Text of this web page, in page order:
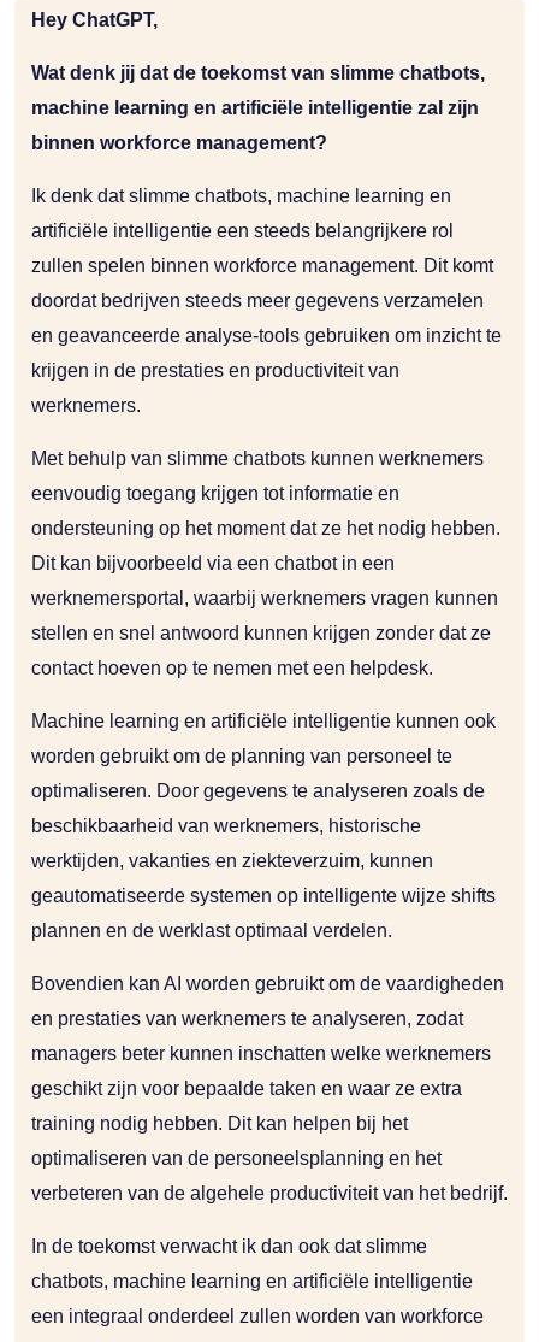
Hey ChatGPT,
Wat denk jij dat de toekomst van slimme chatbots,
machine learning en artificiële intelligentie zal zijn
binnen workforce management?
Ik denk dat slimme chatbots, machine learning en
artificiële intelligentie een steeds belangrijkere rol
zullen spelen binnen workforce management. Dit komt
doordat bedrijven steeds meer gegevens verzamelen
en geavanceerde analyse-tools gebruiken om inzicht te
krijgen in de prestaties en productiviteit van
werknemers.
Met behulp van slimme chatbots kunnen werknemers
eenvoudig toegang krijgen tot informatie en
ondersteuning op het moment dat ze het nodig hebben.
Dit kan bijvoorbeeld via een chatbot in een
werknemersportal, waarbij werknemers vragen kunnen
stellen en snel antwoord kunnen krijgen zonder dat ze
contact hoeven op te nemen met een helpdesk.
Machine learning en artificiële intelligentie kunnen ook
worden gebruikt om de planning van personeel te
optimaliseren. Door gegevens te analyseren zoals de
beschikbaarheid van werknemers, historische
werktijden, vakanties en ziekteverzuim, kunnen
geautomatiseerde systemen op intelligente wijze shifts
plannen en de werklast optimaal verdelen.
Bovendien kan AI worden gebruikt om de vaardigheden
en prestaties van werknemers te analyseren, zodat
managers beter kunnen inschatten welke werknemers
geschikt zijn voor bepaalde taken en waar ze extra
training nodig hebben. Dit kan helpen bij het
optimaliseren van de personeelsplanning en het
verbeteren van de algehele productiviteit van het bedrijf.
In de toekomst verwacht ik dan ook dat slimme
chatbots, machine learning en artificiële intelligentie
een integraal onderdeel zullen worden van workforce